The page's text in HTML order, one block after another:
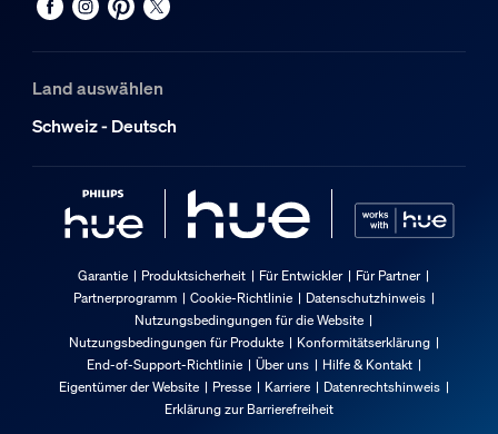
Land auswählen
Schweiz - Deutsch
Garantie Produktsicherheit Für Entwickler
Für Partner
Partnerprogramm
Cookie-Richtlinie
Datenschutzhinweis
Nutzungsbedingungen für die Website
Nutzungsbedingungen für Produkte
Konformitätserklärung
End-of-Support-Richtlinie
Über uns
Hilfe & Kontakt
Eigentümer der Website
Presse Karriere
Datenrechtshinweis
Erklärung zur Barrierefreiheit